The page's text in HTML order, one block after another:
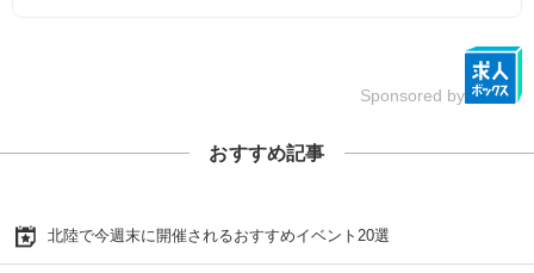
Sponsored by
おすすめ記事
北陸で今週末に開催されるおすすめイベント20選